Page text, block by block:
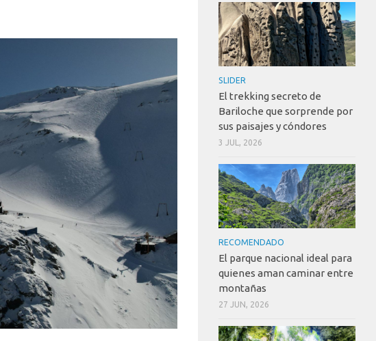
SLIDER
El trekking secreto de
Bariloche que sorprende por
sus paisajes y cóndores
3 JUL, 2026
RECOMENDADO
El parque nacional ideal para
quienes aman caminar entre
montañas
27 JUN, 2026